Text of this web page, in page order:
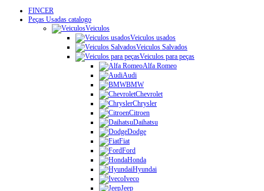
FINCER
Peças Usadas catalogo
Veiculos
Veiculos usados
Veiculos Salvados
Veiculos para peças
Alfa Romeo
Audi
BMW
Chevrolet
Chrysler
Citroen
Daihatsu
Dodge
Fiat
Ford
Honda
Hyundai
Iveco
Jeep